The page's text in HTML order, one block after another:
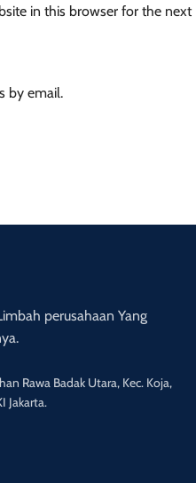
in this browser for the next
by email.
perusahaan Yang
Rawa Badak Utara, Kec. Koja,
Jakarta.